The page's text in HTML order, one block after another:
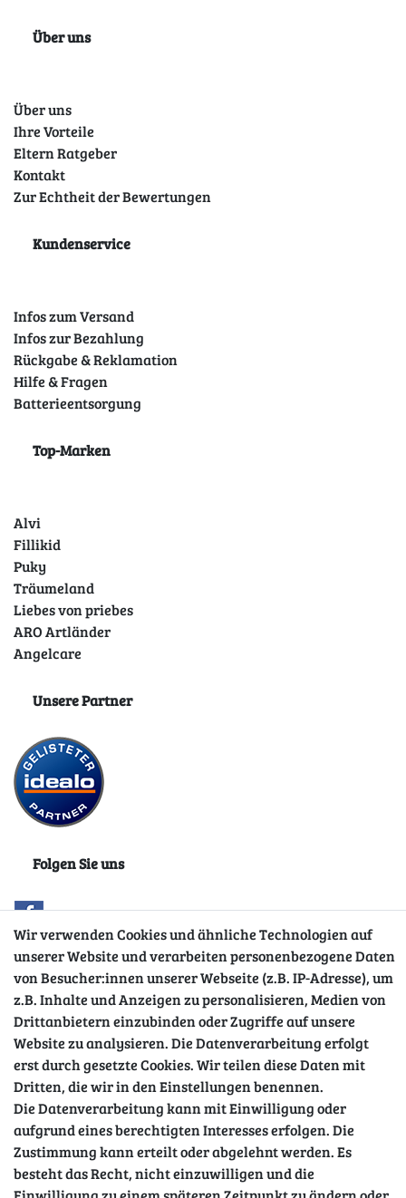
Über uns
Über uns
Ihre Vorteile
Eltern Ratgeber
Kontakt
Zur Echtheit der Bewertungen
Kundenservice
Infos zum Versand
Infos zur Bezahlung
Rückgabe & Reklamation
Hilfe & Fragen
Batterieentsorgung
Top-Marken
Alvi
Fillikid
Puky
Träumeland
Liebes von priebes
ARO Artländer
Angelcare
Unsere Partner
Folgen Sie uns
Sicher einkaufen
Wir verwenden Cookies und ähnliche Technologien auf
unserer Website und verarbeiten personenbezogene Daten
von Besucher:innen unserer Webseite (z.B. IP-Adresse), um
z.B. Inhalte und Anzeigen zu personalisieren, Medien von
Drittanbietern einzubinden oder Zugriffe auf unsere
Website zu analysieren. Die Datenverarbeitung erfolgt
erst durch gesetzte Cookies. Wir teilen diese Daten mit
Dritten, die wir in den Einstellungen benennen.
Die Datenverarbeitung kann mit Einwilligung oder
aufgrund eines berechtigten Interesses erfolgen. Die
Zustimmung kann erteilt oder abgelehnt werden. Es
besteht das Recht, nicht einzuwilligen und die